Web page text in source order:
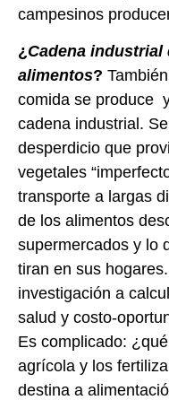
campesinos
¿ Cadena
alimentos?
comida se produce
cadena industrial.
desperdicio que
vegetales
transporte a largas
de los alimentos
supermercados y lo
tiran en sus
investigación a
salud y costo-
Es complicado:
agrícola y los
destina a